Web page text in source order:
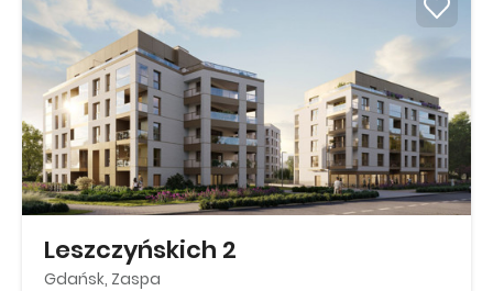
Leszczyńskich 2
Gdańsk, Zaspa